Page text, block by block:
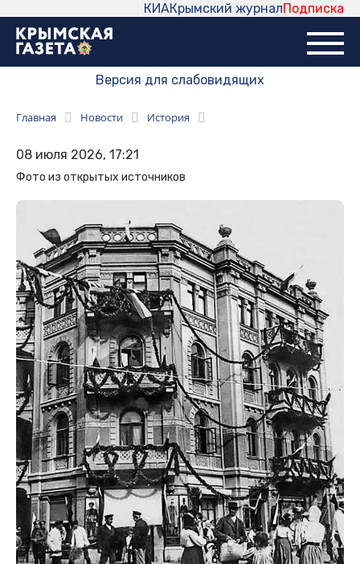
Подписка
Крымский журнал
КИА
Версия для слабовидящих
Главная Новости История
08 июля 2026, 17:21
Фото из открытых источников